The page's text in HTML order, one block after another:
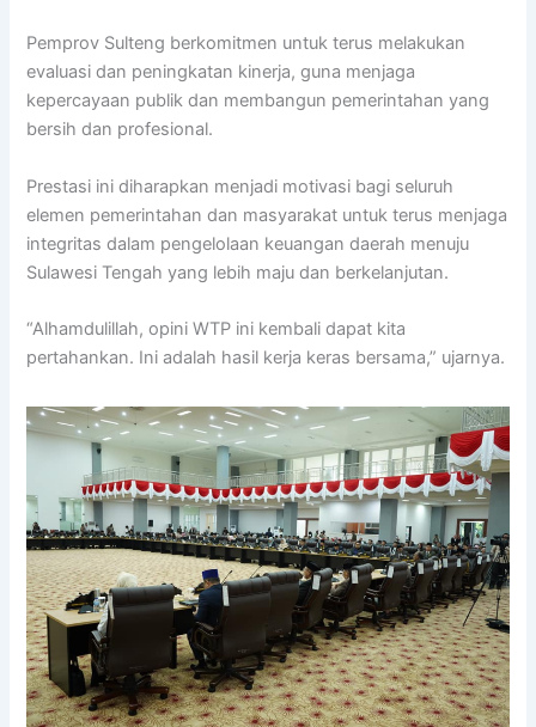
Pemprov Sulteng berkomitmen untuk terus melakukan
evaluasi dan peningkatan kinerja, guna menjaga
kepercayaan publik dan membangun pemerintahan yang
bersih dan profesional.
Prestasi ini diharapkan menjadi motivasi bagi seluruh
elemen pemerintahan dan masyarakat untuk terus menjaga
integritas dalam pengelolaan keuangan daerah menuju
Sulawesi Tengah yang lebih maju dan berkelanjutan.
“Alhamdulillah, opini WTP ini kembali dapat kita
pertahankan. Ini adalah hasil kerja keras bersama,” ujarnya.